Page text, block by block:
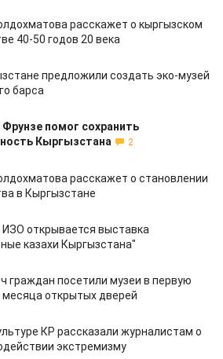
расскажет о кыргызском
40-50 годов 20 века
предложили создать эко-музей
барса
Фрунзе помог сохранить
Кыргызстана
2
расскажет о становлении
в Кыргызстане
ИЗО открывается выставка
казахи Кыргызстана"
граждан посетили музеи в первую
открытых дверей
КР рассказали журналистам о
экстремизму